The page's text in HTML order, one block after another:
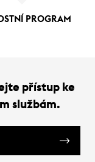
PROGRAM
přístup ke
službám.